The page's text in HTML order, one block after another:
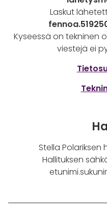
Laskut
Kyseessä on tekninen
viestejä ei
Stella Polariksen
Hallituksen